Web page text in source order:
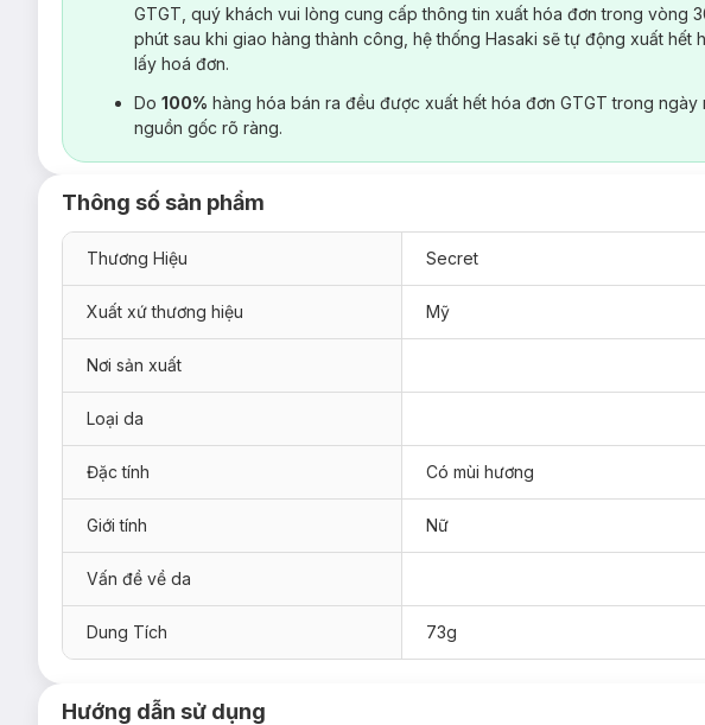
GTGT, quý khách vui lòng cung cấp thông tin xuất hóa đơn trong vòng
phút sau khi giao hàng thành công, hệ thống Hasaki sẽ tự động xuất
lấy hoá đơn.
Do 100% hàng hóa bán ra đều được xuất hết hóa đơn GTGT trong
nguồn gốc rõ ràng.
Thông số sản phẩm
Thương Hiệu Secret
Xuất xứ thương hiệu Mỹ
Nơi sản xuất
Loại da
Đặc tính Có mùi hương
Giới tính Nữ
Vấn đề về da
Dung Tích 73g
Hướng dẫn sử dụng